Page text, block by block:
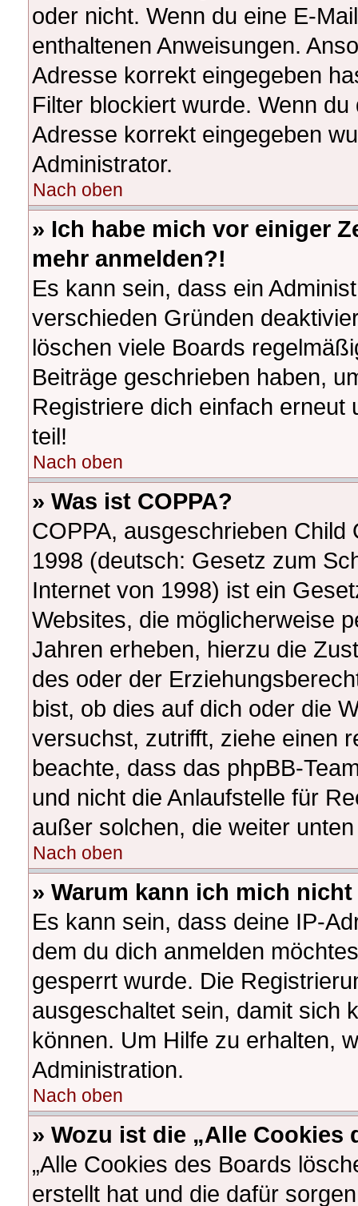
oder nicht. Wenn du eine E-
enthaltenen Anweisungen.
Adresse korrekt eingegeben
Filter blockiert wurde. Wenn
Adresse korrekt eingegeben
Administrator.
Nach oben
» Ich habe mich vor einiger
mehr anmelden?!
Es kann sein, dass ein
verschieden Gründen
löschen viele Boards
Beiträge geschrieben haben,
Registriere dich einfach
teil!
Nach oben
» Was ist COPPA?
COPPA, ausgeschrieben
1998 (deutsch: Gesetz zum
Internet von 1998) ist ein
Websites, die möglicherweise
Jahren erheben, hierzu die
des oder der
bist, ob dies auf dich oder die
versuchst, zutrifft, ziehe einen
beachte, dass das phpBB-
und nicht die Anlaufstelle für
außer solchen, die weiter
Nach oben
» Warum kann ich mich
Es kann sein, dass deine IP-
dem du dich anmelden
gesperrt wurde. Die
ausgeschaltet sein, damit sich
können. Um Hilfe zu erhalten,
Administration.
Nach oben
» Wozu ist die „Alle
„Alle Cookies des Boards
erstellt hat und die dafür